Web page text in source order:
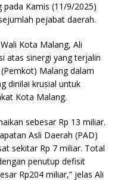
Kamis (11/9/2025)
pejabat daerah.
Kota Malang, Ali
atas sinergi yang terjalin
Malang dalam
dinilai krusial untuk
Kota Malang.
sebesar Rp 13 miliar.
Asli Daerah (PAD)
sekitar Rp 7 miliar. Total
penutup defisit
Rp204 miliar,” jelas Ali